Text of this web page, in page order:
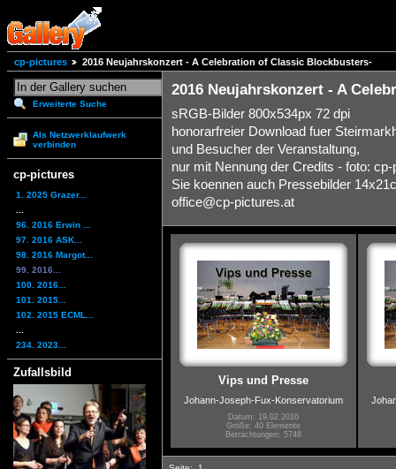
cp-pictures 2016 Neujahrskonzert - A Celebration of Classic Blockbusters-
Erweiterte Suche
Als Netzwerklaufwerk
verbinden
cp-pictures
1. 2025 Grazer...
96. 2016 Erwin ...
97. 2016 ASK...
98. 2016 Margot...
99. 2016...
100. 2016...
101. 2015...
102. 2015 ECML...
234. 2023...
Zufallsbild
2016 Neujahrskonzert - A
sRGB-Bilder 800x534px 72 dpi
honorarfreier Download fuer
und Besucher der Veranstaltung,
nur mit Nennung der Credits - foto:
Sie koennen auch Pressebilder
office@cp-pictures.at
Vips und Presse
Johann-Joseph-Fux-Konservatorium
Datum: 19.02.2016
Größe: 40 Elemente
Betrachtungen: 5748